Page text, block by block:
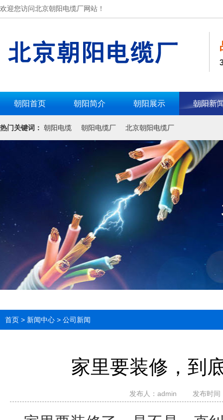
欢迎您访问北京朝阳电缆厂网站！
朝阳首页 朝阳简介 朝阳展示 朝阳新
热门关键词： 朝阳电缆 朝阳电缆厂 北京朝阳电缆厂
首页 > 新闻中心 > 公司新闻
家里要装修，到
发布人： admin 发布时